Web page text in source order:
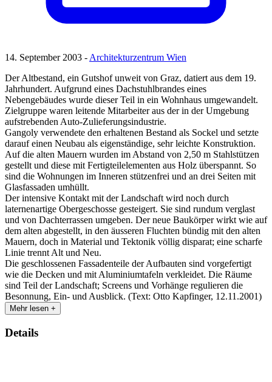
14. September 2003 -Architekturzentrum Wien
Der Altbestand, ein Gutshof unweit von Graz, datiert aus dem 19.
Jahrhundert. Aufgrund eines Dachstuhlbrandes eines
Nebengebäudes wurde dieser Teil in ein Wohnhaus umgewandelt.
Zielgruppe waren leitende Mitarbeiter aus der in der Umgebung
aufstrebenden Auto-Zulieferungsindustrie.
Gangoly verwendete den erhaltenen Bestand als Sockel und setzte
darauf einen Neubau als eigenständige, sehr leichte Konstruktion.
Auf die alten Mauern wurden im Abstand von 2,50 m Stahlstützen
gestellt und diese mit Fertigteilelementen aus Holz überspannt. So
sind die Wohnungen im Inneren stützenfrei und an drei Seiten mit
Glasfassaden umhüllt.
Der intensive Kontakt mit der Landschaft wird noch durch
laternenartige Obergeschosse gesteigert. Sie sind rundum verglast
und von Dachterrassen umgeben. Der neue Baukörper wirkt wie auf
dem alten abgestellt, in den äusseren Fluchten bündig mit den alten
Mauern, doch in Material und Tektonik völlig disparat; eine scharfe
Linie trennt Alt und Neu.
Die geschlossenen Fassadenteile der Aufbauten sind vorgefertigt
wie die Decken und mit Aluminiumtafeln verkleidet. Die Räume
sind Teil der Landschaft; Screens und Vorhänge regulieren die
Besonnung, Ein- und Ausblick. (Text: Otto Kapfinger, 12.11.2001)
Mehr lesen +
Details